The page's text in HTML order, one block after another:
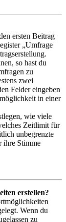
ersten Beitrag
„Umfrage
so hast du
zu
zwei
Felder eingeben
in einer
wie viele
Zeitlimit für
unbegrenzte
ihre Stimme
erstellen?
Wenn du
zu